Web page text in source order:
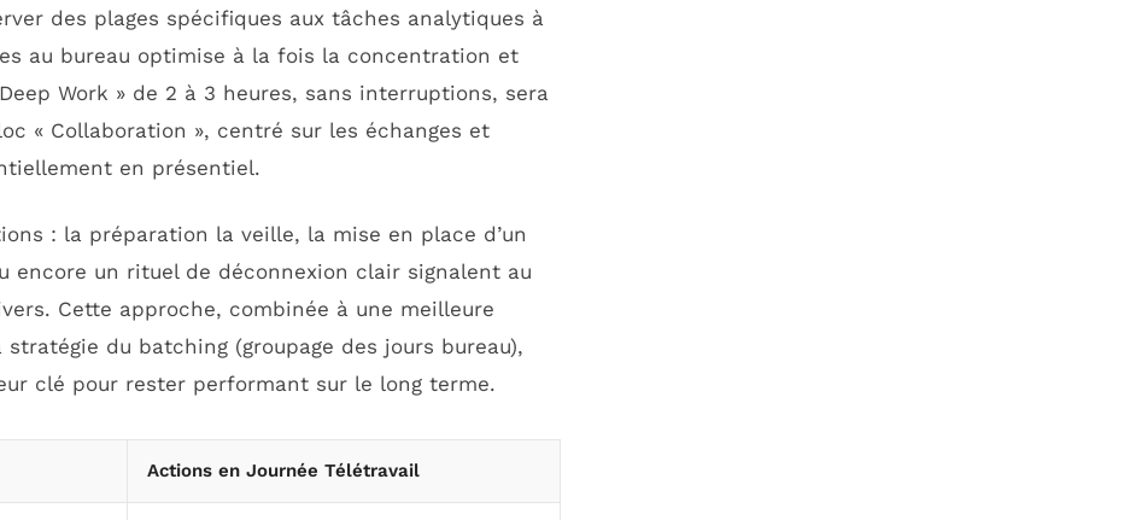
des plages spécifiques aux tâches analytiques à
au bureau optimise à la fois la concentration et
Work » de 2 à 3 heures, sans interruptions, sera
« Collaboration », centré sur les échanges et
en présentiel.
: la préparation la veille, la mise en place d’un
encore un rituel de déconnexion clair signalent au
Cette approche, combinée à une meilleure
du batching (groupage des jours bureau),
clé pour rester performant sur le long terme.
Actions en Journée Télétravail